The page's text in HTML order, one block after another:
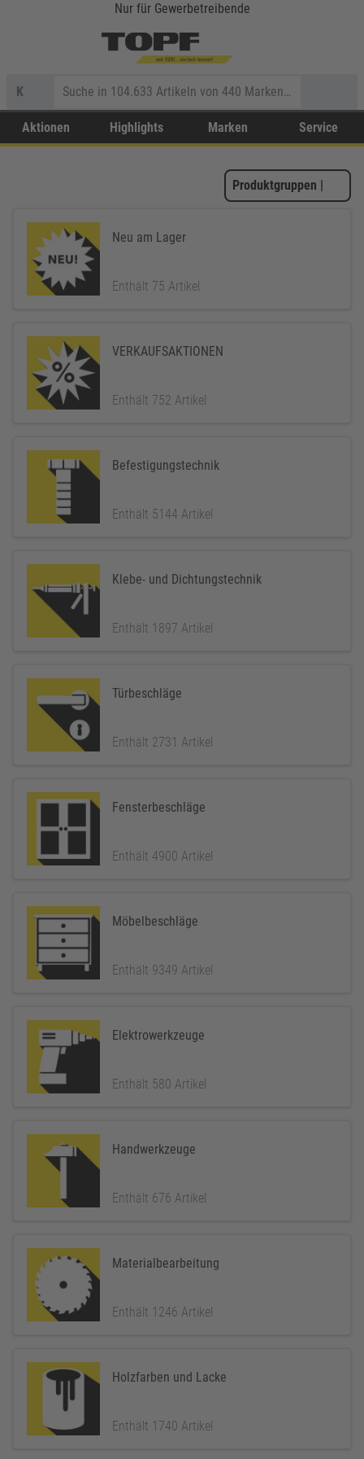
Nur für Gewerbetreibende
K
Aktionen Highlights Marken Service
Produktgruppen |
Neu am Lager
Enthält 75 Artikel
VERKAUFSAKTIONEN
Enthält 752 Artikel
Befestigungstechnik
Enthält 5144 Artikel
Klebe- und Dichtungstechnik
Enthält 1897 Artikel
Türbeschläge
Enthält 2731 Artikel
Fensterbeschläge
Enthält 4900 Artikel
Möbelbeschläge
Enthält 9349 Artikel
Elektrowerkzeuge
Enthält 580 Artikel
Handwerkzeuge
Enthält 676 Artikel
Materialbearbeitung
Enthält 1246 Artikel
Holzfarben und Lacke
Enthält 1740 Artikel